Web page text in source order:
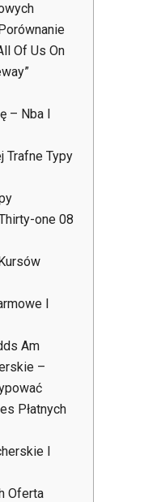
Of Us On
– Nba I
Trafne Typy
one 08
I
Am
–
Płatnych
I
Oferta